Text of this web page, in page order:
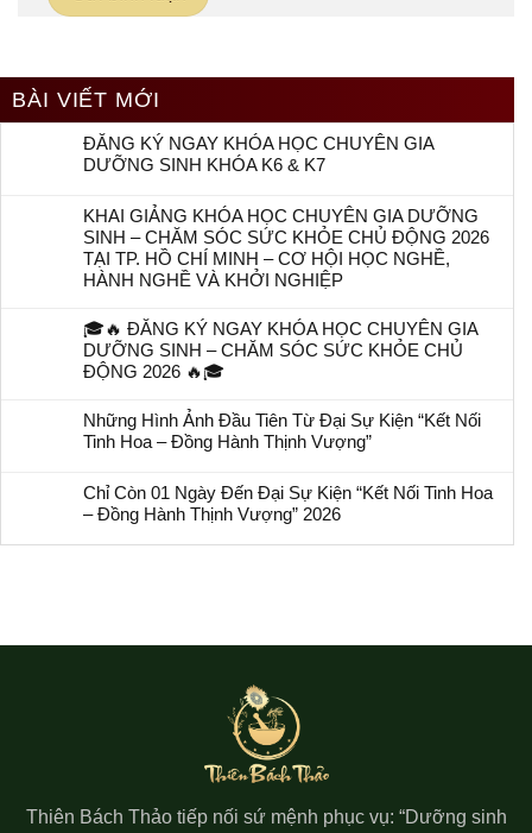
BÀI VIẾT MỚI
ĐĂNG KÝ NGAY KHÓA HỌC CHUYÊN GIA
DƯỠNG SINH KHÓA K6 & K7
KHAI GIẢNG KHÓA HỌC CHUYÊN GIA DƯỠNG
SINH – CHĂM SÓC SỨC KHỎE CHỦ ĐỘNG 2026
TẠI TP. HỒ CHÍ MINH – CƠ HỘI HỌC NGHỀ,
HÀNH NGHỀ VÀ KHỞI NGHIỆP
🎓🔥 ĐĂNG KÝ NGAY KHÓA HỌC CHUYÊN GIA
DƯỠNG SINH – CHĂM SÓC SỨC KHỎE CHỦ
ĐỘNG 2026 🔥🎓
Những Hình Ảnh Đầu Tiên Từ Đại Sự Kiện “Kết Nối
Tinh Hoa – Đồng Hành Thịnh Vượng”
Chỉ Còn 01 Ngày Đến Đại Sự Kiện “Kết Nối Tinh Hoa
– Đồng Hành Thịnh Vượng” 2026
Thiên Bách Thảo tiếp nối sứ mệnh phục vụ: “Dưỡng sinh